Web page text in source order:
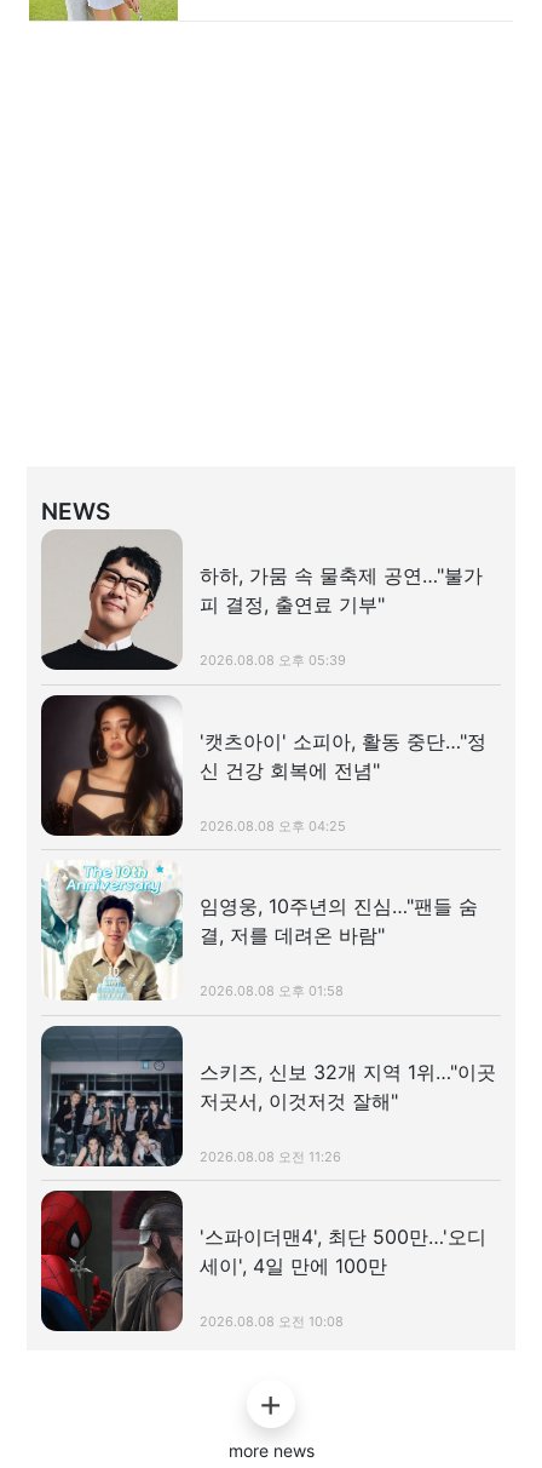
NEWS
하하, 가뭄 속 물축제 공연…"불가
피 결정, 출연료 기부"
2026.08.08 오후 05:39
'캣츠아이' 소피아, 활동 중단…"정
신 건강 회복에 전념"
2026.08.08 오후 04:25
임영웅, 10주년의 진심…"팬들 숨
결, 저를 데려온 바람"
2026.08.08 오후 01:58
스키즈, 신보 32개 지역 1위…"이곳
저곳서, 이것저것 잘해"
2026.08.08 오전 11:26
'스파이더맨4', 최단 500만…'오디
세이', 4일 만에 100만
2026.08.08 오전 10:08
more news